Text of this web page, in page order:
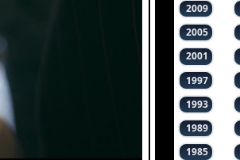
2009
2005
2001
1997
1993
1989
1985